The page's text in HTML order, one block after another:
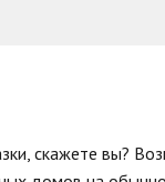
скажете вы?